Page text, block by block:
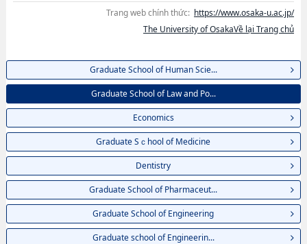
Frontier BioscienceshoặcLaw School, thông tin về từng khoa nghiên cứu,
thông tin liên quan đến thi tuyển như số lượng tuyển sinh, số lượng trúng
tuyển, cở sở trang thiết bị, hướng dẫn địa điểm v.v...
Trang web chính thức: https://www.osaka-u.ac.jp/
The University of OsakaVề lại Trang chủ
Graduate School of Human Scie...
Graduate School of Law and Po...
Economics
Graduate Sｃhool of Medicine
Dentistry
Graduate School of Pharmaceut...
Graduate School of Engineering
Graduate school of Engineerin...